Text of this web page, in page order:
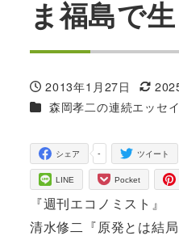
ま福島で
投稿日
2013年1月27日
更新日
カテゴリー
森岡孝二の連続エッセイ
-
シェア ツイート
LINE Pocket
『週刊エコノミスト
清水修二『原発とは結